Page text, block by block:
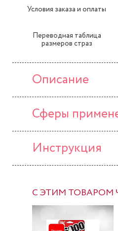
Условия заказа и оплаты
Переводная таблица
размеров страз
Описание
Сферы
Инструкция
С ЭТИМ